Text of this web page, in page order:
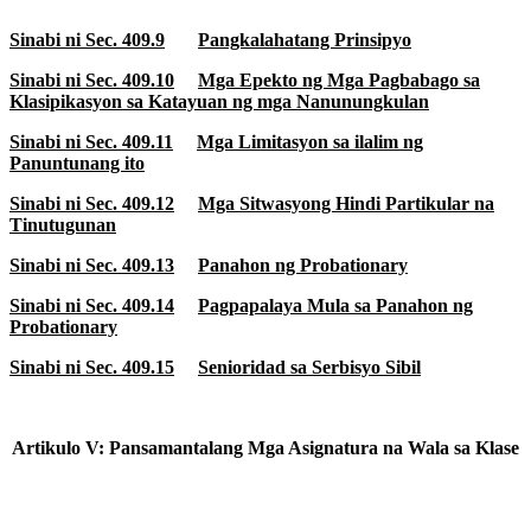
Sinabi ni Sec. 409.9
Pangkalahatang Prinsipyo
Sinabi ni Sec. 409.10
Mga Epekto ng Mga Pagbabago sa
Klasipikasyon sa Katayuan ng mga Nanunungkulan
Sinabi ni Sec. 409.11
Mga Limitasyon sa ilalim ng
Panuntunang ito
Sinabi ni Sec. 409.12
Mga Sitwasyong Hindi Partikular na
Tinutugunan
Sinabi ni Sec. 409.13
Panahon ng Probationary
Sinabi ni Sec. 409.14
Pagpapalaya Mula sa Panahon ng
Probationary
Sinabi ni Sec. 409.15
Senioridad sa Serbisyo Sibil
Artikulo V: Pansamantalang Mga Asignatura na Wala sa Klase